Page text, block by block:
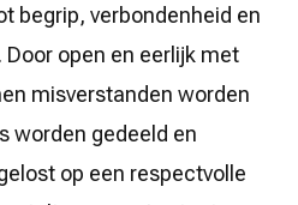
begrip, verbondenheid en
open en eerlijk met
misverstanden worden
worden gedeeld en
op een respectvolle